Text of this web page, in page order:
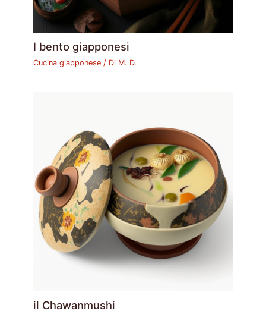
I bento giapponesi
Cucina giapponese / Di M. D.
il Chawanmushi